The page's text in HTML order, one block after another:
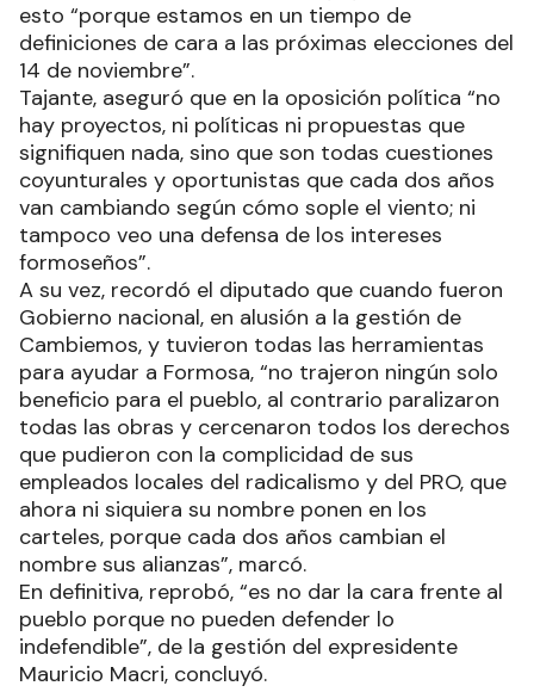
esto “porque estamos en un tiempo de
definiciones de cara a las próximas elecciones del
14 de noviembre”.
Tajante, aseguró que en la oposición política “no
hay proyectos, ni políticas ni propuestas que
signifiquen nada, sino que son todas cuestiones
coyunturales y oportunistas que cada dos años
van cambiando según cómo sople el viento; ni
tampoco veo una defensa de los intereses
formoseños”.
A su vez, recordó el diputado que cuando fueron
Gobierno nacional, en alusión a la gestión de
Cambiemos, y tuvieron todas las herramientas
para ayudar a Formosa, “no trajeron ningún solo
beneficio para el pueblo, al contrario paralizaron
todas las obras y cercenaron todos los derechos
que pudieron con la complicidad de sus
empleados locales del radicalismo y del PRO, que
ahora ni siquiera su nombre ponen en los
carteles, porque cada dos años cambian el
nombre sus alianzas”, marcó.
En definitiva, reprobó, “es no dar la cara frente al
pueblo porque no pueden defender lo
indefendible”, de la gestión del expresidente
Mauricio Macri, concluyó.